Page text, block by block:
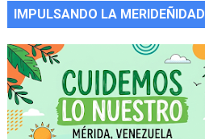
IMPULSANDO LA MERIDEÑIDAD